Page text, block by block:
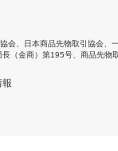
会 日本商品先物取引協会
（金商）第195号、商品先物
報